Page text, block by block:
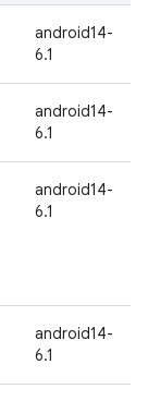
android14-
6.1
android14-
6.1
android14-
6.1
android14-
6.1